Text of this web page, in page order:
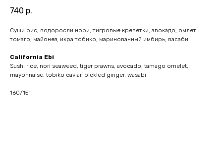
740 р.
Суши рис, водоросли нори, тигровые креветки, авокадо, омлет
томаго, майонез, икра тобико, маринованный имбирь, васаби
California Ebi
Sushi rice, nori seaweed, tiger prawns, avocado, tamago omelet,
mayonnaise, tobiko caviar, pickled ginger, wasabi
160/15г